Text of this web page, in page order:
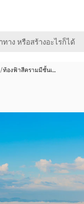
/ท้องฟ้าสีครามมีชั้นเ…